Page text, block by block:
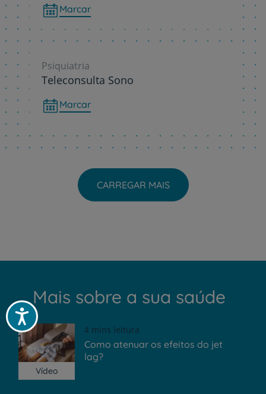
Acessibilidade
Marcar
Psiquiatria
Teleconsulta Sono
Marcar
CARREGAR MAIS
Mais sobre a sua saúde
Vídeo
4 mins leitura
Como atenuar os efeitos do jet
lag?